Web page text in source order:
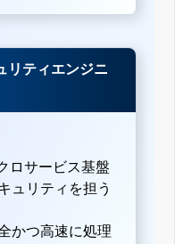
リティエンジニ
ロサービス基盤
ュリティを担う
かつ高速に処理